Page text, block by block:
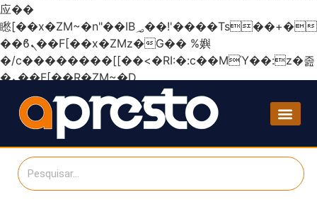
应��
矁[��x�ZM~�n"��IB؃��!'����Тѕ��+��(m��IK�ʭ�/|
��ϐܢ��F[��x�ZMz�G�� %嬩
�/c��������[[��<�RI:�:c��MΎ��:z�졾
�ܢ��F[��R�ZM~�D